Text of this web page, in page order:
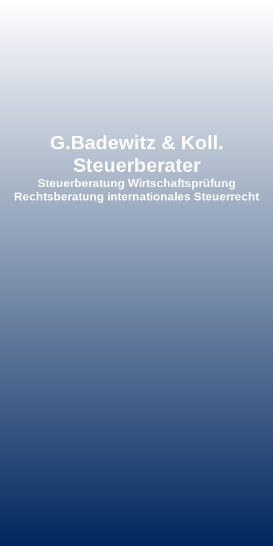
G.Badewitz & Koll.
Steuerberater
Steuerberatung Wirtschaftsprüfung
Rechtsberatung internationales Steuerrecht